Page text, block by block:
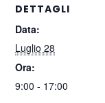
DETTAGLI
Data:
Luglio 28
Ora:
9:00 - 17:00